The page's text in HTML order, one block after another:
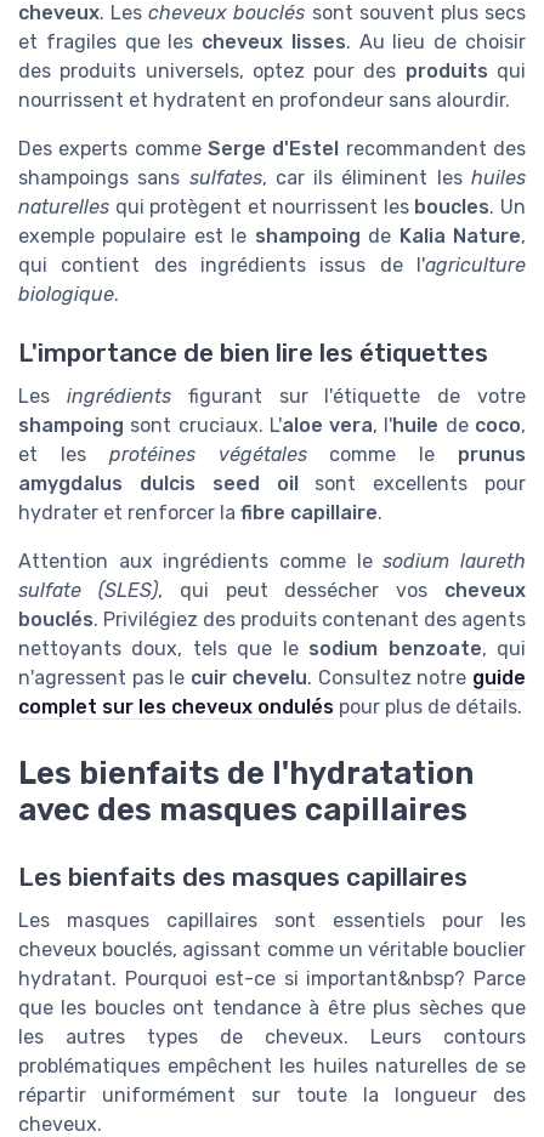
cheveux. Lescheveux bouclés sont souvent plus secs
et fragiles que les cheveux lisses. Au lieu de choisir
des produits universels, optez pour des produits qui
nourrissent et hydratent en profondeur sans alourdir.
Des experts comme Serge d'Estel recommandent des
shampoings sans sulfates, car ils éliminent leshuiles
naturelles qui protègent et nourrissent les boucles. Un
exemple populaire est le shampoing de Kalia Nature,
qui contient des ingrédients issus de l'agriculture
biologique.
L'importance de bien lire les étiquettes
Les ingrédientsfigurant sur l'étiquette de votre
shampoing sont cruciaux. L'aloe vera, l'huile de coco,
et les protéines végétalescomme le prunus
amygdalus dulcis seed oil
sont excellents pour
hydrater et renforcer la fibre capillaire.
Attention aux ingrédients comme lesodium laureth
sulfate (SLES), qui peut dessécher vos cheveux
bouclés. Privilégiez des produits contenant des agents
nettoyants doux, tels que le sodium benzoate, qui
n'agressent pas le cuir chevelu. Consultez notre guide
complet sur les cheveux ondulés pour plus de détails.
Les bienfaits de l'hydratation
avec des masques capillaires
Les bienfaits des masques capillaires
Les masques capillaires sont essentiels pour les
cheveux bouclés, agissant comme un véritable bouclier
hydratant. Pourquoi est-ce si important&nbsp? Parce
que les boucles ont tendance à être plus sèches que
les autres types de cheveux. Leurs contours
problématiques empêchent les huiles naturelles de se
répartir uniformément sur toute la longueur des
cheveux.